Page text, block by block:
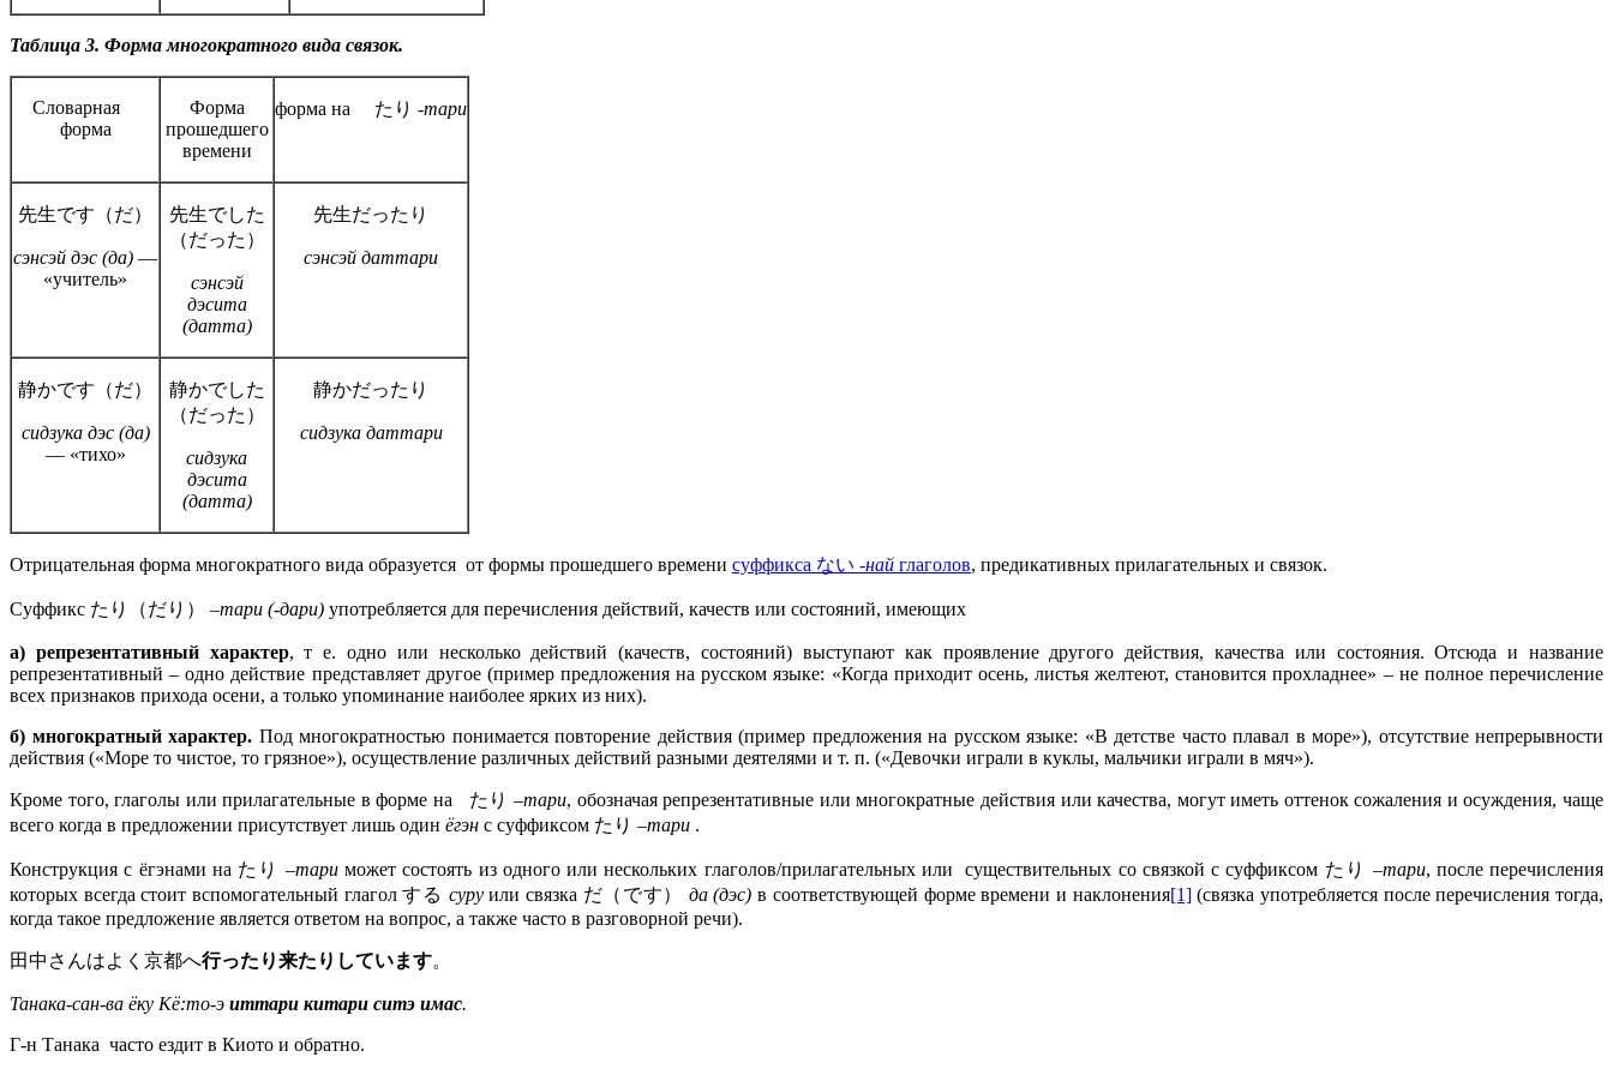
Таблица 3. Форма многократного вида связок.
Словарная
форма
Форма
прошедшего
времени
форма на たり -тари
先生です（だ）
сэнсэй дэс (да) —
«учитель»
先生でした
（だった）
сэнсэй
дэсита
(датта)
先生だったり
сэнсэй даттари
静かです（だ）
сидзука дэс (да)
— «тихо»
静かでした
（だった）
сидзука
дэсита
(датта)
静かだったり
сидзука даттари
Отрицательная форма многократного вида образуется от формы прошедшего времени суффикса ない -най глаголов, предикативных прилагательных и связок.
Суффикс たり（だり） –тари (-дари) употребляется для перечисления действий, качеств или состояний, имеющих
а) репрезентативный характер, т е. одно или несколько действий (качеств, состояний) выступают как проявление другого действия, качества или состояния. Отсюда и название
репрезентативный – одно действие представляет другое (пример предложения на русском языке: «Когда приходит осень, листья желтеют, становится прохладнее» – не полное перечисление
всех признаков прихода осени, а только упоминание наиболее ярких из них).
б) многократный характер. Под многократностью понимается повторение действия (пример предложения на русском языке: «В детстве часто плавал в море»), отсутствие непрерывности
действия («Море то чистое, то грязное»), осуществление различных действий разными деятелями и т. п. («Девочки играли в куклы, мальчики играли в мяч»).
Кроме того, глаголы или прилагательные в форме на たり–тари, обозначая репрезентативные или многократные действия или качества, могут иметь оттенок сожаления и осуждения, чаще
всего когда в предложении присутствует лишь один ёгэн с суффиксом たり –тари .
Конструкция с ёгэнами на たり –тариможет состоять из одного или нескольких глаголов/прилагательных или существительных со связкой с суффиксом たり –тари, после перечисления
которых всегда стоит вспомогательный глагол する суруили связка だ（です） да (дэс) в соответствующей форме времени и наклонения[1](связка употребляется после перечисления тогда,
когда такое предложение является ответом на вопрос, а также часто в разговорной речи).
田中さんはよく京都へ行ったり来たり しています。
Танака-сан-ва ёку Кё:то-э иттари китари ситэ имас.
Г-н Танака часто ездит в Киото и обратно.